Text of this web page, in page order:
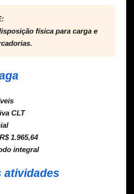
física para carga e
CLT
1.965,64
integral
atividades